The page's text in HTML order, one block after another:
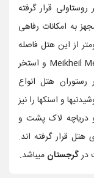
روستاولی قرار گرفته
تفلیس دارای 22 اتاق مجهز به امکانات رفاهی
بین المللی تفلیس تقریبا 19 کیلومتر از این هتل فاصله
دارد.‏هتل جی ان جی تفلیس از استادیوم Meikheil Meskhi و استخر
رستوران هتل انواع
و اسنکها را نیز
دریاچه لاک پشت و
نیز در فاصله 3 کیلومتری هتل قرار گرفته اند.
درگرجستان میباشد.